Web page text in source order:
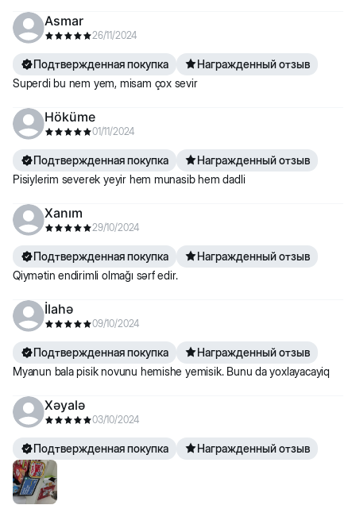
Asmar
26/11/2024
Подтвержденная покупка
Награжденный отзыв
Superdi bu nem yem, misam çox sevir
Höküme
01/11/2024
Подтвержденная покупка
Награжденный отзыв
Pisiylerim severek yeyir hem munasib hem dadli
Xanım
29/10/2024
Подтвержденная покупка
Награжденный отзыв
Qiymətin endirimli olmağı sərf edir.
İlahə
09/10/2024
Подтвержденная покупка
Награжденный отзыв
Myanun bala pisik novunu hemishe yemisik. Bunu da yoxlayacayiq
Xəyalə
03/10/2024
Подтвержденная покупка Награжденный отзыв